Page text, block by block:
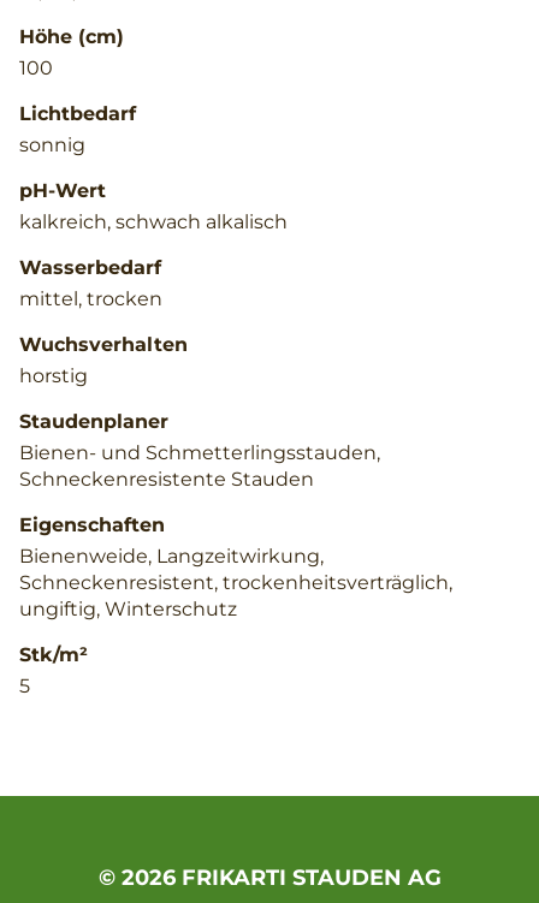
Höhe (cm)
100
Lichtbedarf
sonnig
pH-Wert
kalkreich, schwach alkalisch
Wasserbedarf
mittel, trocken
Wuchsverhalten
horstig
Staudenplaner
Bienen- und Schmetterlingsstauden,
Schneckenresistente Stauden
Eigenschaften
Bienenweide, Langzeitwirkung,
Schneckenresistent, trockenheitsverträglich,
ungiftig, Winterschutz
Stk/m²
5
© 2026 FRIKARTI STAUDEN AG